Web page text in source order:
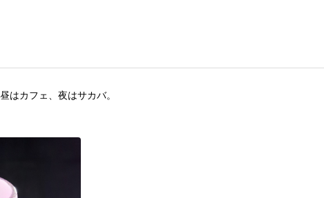
はカフェ、夜はサカバ。